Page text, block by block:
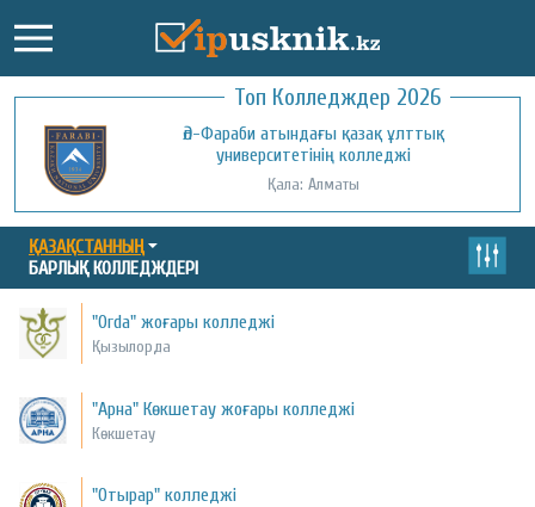
Топ Колледждер 2026
Әл-Фараби атындағы қазақ ұлттық
университетінің колледжі
Қала: Алматы
ҚАЗАҚСТАННЫҢ
БАРЛЫҚ КОЛЛЕДЖДЕРІ
"Orda" жоғары колледжі
Қызылорда
"Арна" Көкшетау жоғары колледжі
Көкшетау
"Отырар" колледжі